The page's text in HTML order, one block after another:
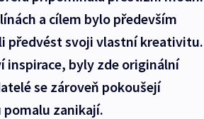
a cílem bylo především
předvést svoji vlastní kreativitu.
byly zde originální
se zároveň pokoušejí
pomalu zanikají.